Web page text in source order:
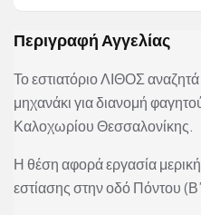
Περιγραφή Αγγελίας
Το εστιατόριο ΛΙΘΟΣ
μηχανάκι για διανομή
Καλοχωρίου Θεσσαλονίκης.
Η θέση αφορά εργασία
εστίασης στην οδό Πόντου